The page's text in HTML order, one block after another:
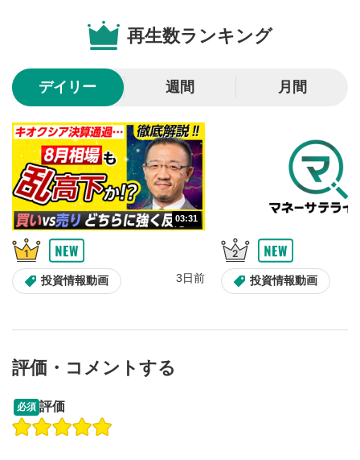
SNSやメールなどで動画を共有・シェアすることがで
ー内にあります。
シークバー
再生位置を示しています。再生したい位置をクリック
するとその位置から動画が再生されます。
6
再生ボタン
動画が再生または一時停止します。
7
音量調整
スライダーを上下すると音量が調整できます。
スマートフォンで視聴の場合は端末の音量調節ボタンを利用
してください。
スマートフォンで視聴の場合は画面右下の設定(歯車マーク)
9
画質の選択/再生速度の変更ができます。
再生数ランキング
デイリー 週間 月間
03:31
投資情報動画 3日前 投資情報動画
操作説明動画
評価・コメントする
必須 評価